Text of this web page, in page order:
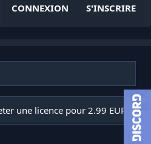
CONNEXION S'INSCRIRE
une licence pour 2.99 EUR